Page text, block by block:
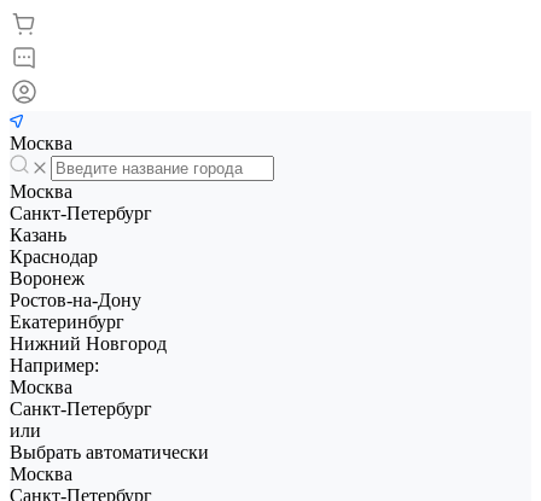
Москва
Москва
Санкт-Петербург
Казань
Краснодар
Воронеж
Ростов-на-Дону
Екатеринбург
Нижний Новгород
Например:
Москва
Санкт-Петербург
или
Выбрать автоматически
Москва
Санкт-Петербург